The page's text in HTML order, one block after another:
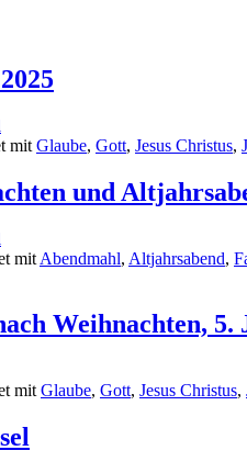
mit Glaube, Gott, Jesus Christus,
und
mit Abendmahl, Altjahrsabend,
Weihnachten, 5.
mit Glaube, Gott, Jesus Christus,